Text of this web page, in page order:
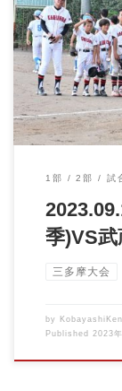
2023.09.16 1部
1部 2部 試
季)VS
三多摩大会
by
Published
2023